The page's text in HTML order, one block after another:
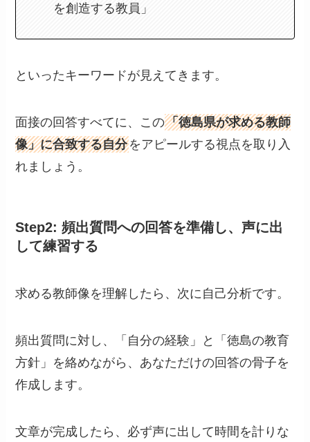
を創造する教員」
といったキーワードが見えてきます。
面接の回答すべてに、この「徳島県が求める教師
像」に合致する自分をアピールする視点を取り入
れましょう。
Step2: 頻出質問への回答を準備し、声に出
して練習する
求める教師像を理解したら、次に自己分析です。
頻出質問に対し、「自分の経験」と「徳島の教育
方針」を絡めながら、あなただけの回答の骨子を
作成します。
文章が完成したら、必ず声に出して時間を計りな